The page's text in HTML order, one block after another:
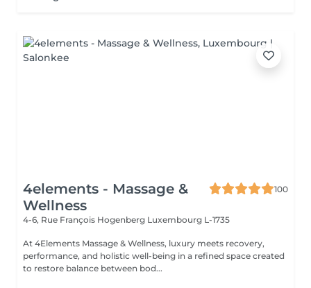
4elements - Massage &
Wellness
100
4-6, Rue François Hogenberg Luxembourg L-1735
At 4Elements Massage & Wellness, luxury meets recovery,
performance, and holistic well-being in a refined space created
to restore balance between bod...